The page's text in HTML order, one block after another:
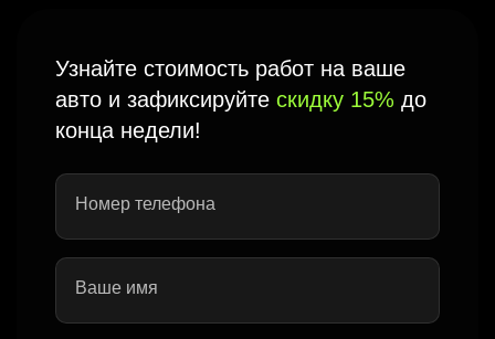
Узнайте стоимость работ на ваше
авто и зафиксируйте скидку 15% до
конца недели!
Номер телефона
Ваше имя